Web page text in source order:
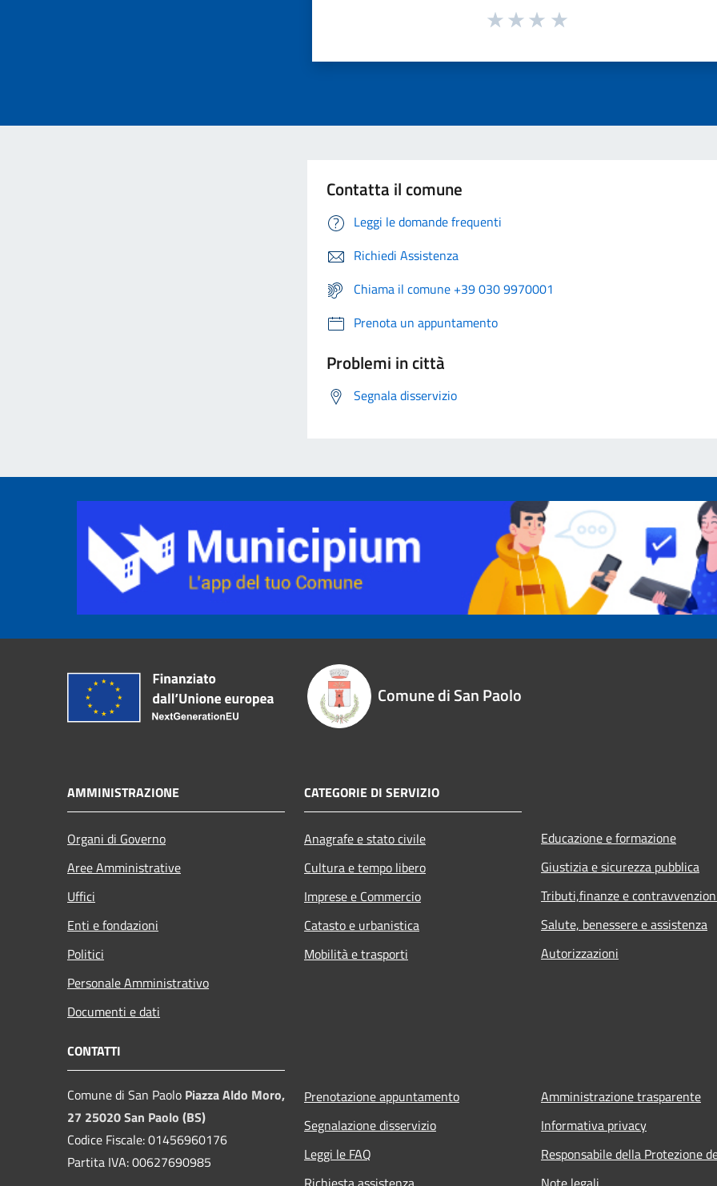
Contatta il comune
Leggi le domande frequenti
Richiedi Assistenza
Chiama il comune +39 030 9970001
Prenota un appuntamento
Problemi in città
Segnala disservizio
Comune di San Paolo
AMMINISTRAZIONE
Organi di Governo
Aree Amministrative
Uffici
Enti e fondazioni
Politici
Personale Amministrativo
Documenti e dati
CATEGORIE DI SERVIZIO
Anagrafe e stato civile
Cultura e tempo libero
Imprese e Commercio
Catasto e urbanistica
Mobilità e trasporti
Educazione e formazione
Giustizia e sicurezza pubblica
Tributi,finanze e
Salute, benessere e assistenza
Autorizzazioni
CONTATTI
Comune di San Paolo Piazza Aldo Moro,
27 25020 San Paolo (BS)
Codice Fiscale: 01456960176
Partita IVA: 00627690985
Prenotazione appuntamento
Segnalazione disservizio
Leggi le FAQ
Amministrazione trasparente
Informativa privacy
Responsabile della Protezione